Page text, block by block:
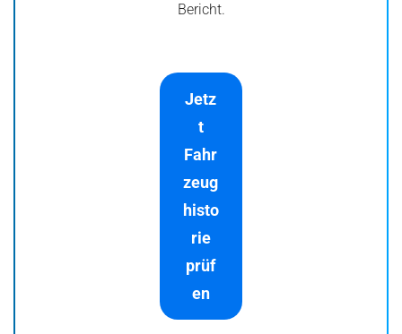
Bericht.
Jetz
t
Fahr
zeug
histo
rie
prüf
en